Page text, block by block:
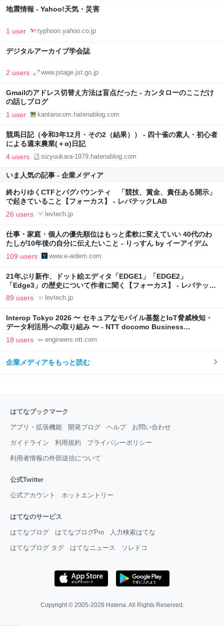
地震情報 - Yahoo!天気・災害
1 user typhoon.yahoo.co.jp
デジタルアーカイブ学会誌
2 users www.jstage.jst.go.jp
Gmailのアドレス切替え方法は盲点だった - カンタローのここだけ
の話しブログ
1 user kantarocom.hatenablog.com
競馬日記（令和3年12月・その2（結果）） - 四十雀の素人・初心者
による週末農業(＋α)日記
4 users sizyuukara-1979.hatenablog.com
いま人気の記事 - 企業メディア
終わりゆくCTFとバグバウンティ 「競技、賞金、責任ある開示」
で起きていること【フォーカス】 - レバテックLAB
26 users levtech.jp
仕事・家庭・個人の優先順位はもっと柔軟に変えていい 40代のわ
たしが10年後の自分に伝えたいこと - りっすん by イーアイデム
109 users www.e-aidem.com
21年ぶり新作、ドット絵エディタ「EDGE1」「EDGE2」
「Edge3」の歴史について作者に聞く【フォーカス】 - レバテック
LAB
89 users levtech.jp
Interop Tokyo 2026 〜 セキュアなモバイル基盤とIoT脅威検知・
データ利活用への取り組み 〜 - NTT docomo Business
Engineers' Blog
18 users engineers.ntt.com
企業メディアをもっと読む
はてなブックマーク
アプリ・拡張機能 開発ブログ ヘルプ お問い合わせ
ガイドライン 利用規約 プライバシーポリシー
利用者情報の外部送信について
公式Twitter
公式アカウント ホットエントリー
はてなのサービス
はてなブログ はてなブログPro 人力検索はてな
はてなブログ タグ はてなニュース ソレドコ
Copyright © 2005-2026 Hatena. All Rights Reserved.